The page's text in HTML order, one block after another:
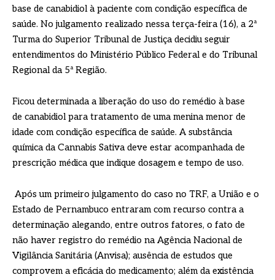
base de canabidiol à paciente com condição específica de
saúde. No julgamento realizado nessa terça-feira (16), a 2ª
Turma do Superior Tribunal de Justiça decidiu seguir
entendimentos do Ministério Público Federal e do Tribunal
Regional da 5ª Região.
Ficou determinada a liberação do uso do remédio à base
de canabidiol para tratamento de uma menina menor de
idade com condição específica de saúde. A substância
química da Cannabis Sativa deve estar acompanhada de
prescrição médica que indique dosagem e tempo de uso.
Após um primeiro julgamento do caso no TRF, a União e o
Estado de Pernambuco entraram com recurso contra a
determinação alegando, entre outros fatores, o fato de
não haver registro do remédio na Agência Nacional de
Vigilância Sanitária (Anvisa); ausência de estudos que
comprovem a eficácia do medicamento; além da existência